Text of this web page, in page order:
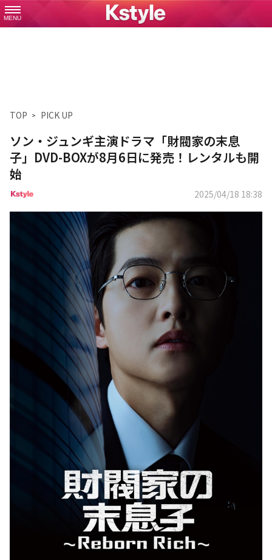
MENU
TOP PICK UP
ソン・ジュンギ主演ドラマ「財閥家の末息
子」DVD-BOXが8月6日に発売！レンタルも開
始
2025/04/18 18:38